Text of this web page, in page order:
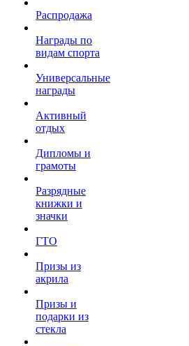
Распродажа
Награды по
видам спорта
Универсальные
награды
Активный
отдых
Дипломы и
грамоты
Разрядные
книжки и
значки
ГТО
Призы из
акрила
Призы и
подарки из
стекла